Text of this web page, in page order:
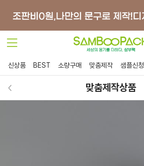
신상품 BEST 소량구매 맞춤제작 샘플신청
맞춤제작상품